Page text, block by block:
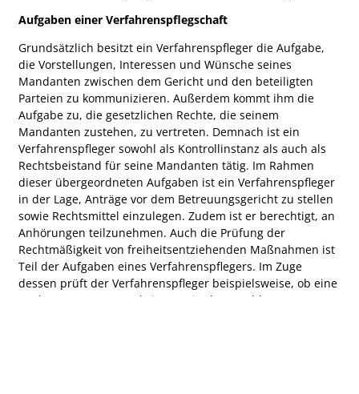
Aufgaben einer Verfahrenspflegschaft
Grundsätzlich besitzt ein Verfahrenspfleger die Aufgabe,
die Vorstellungen, Interessen und Wünsche seines
Mandanten zwischen dem Gericht und den beteiligten
Parteien zu kommunizieren. Außerdem kommt ihm die
Aufgabe zu, die gesetzlichen Rechte, die seinem
Mandanten zustehen, zu vertreten. Demnach ist ein
Verfahrenspfleger sowohl als Kontrollinstanz als auch als
Rechtsbeistand für seine Mandanten tätig. Im Rahmen
dieser übergeordneten Aufgaben ist ein Verfahrenspfleger
in der Lage, Anträge vor dem Betreuungsgericht zu stellen
sowie Rechtsmittel einzulegen. Zudem ist er berechtigt, an
Anhörungen teilzunehmen. Auch die Prüfung der
Rechtmäßigkeit von freiheitsentziehenden Maßnahmen ist
Teil der Aufgaben eines Verfahrenspflegers. Im Zuge
dessen prüft der Verfahrenspfleger beispielsweise, ob eine
geplante Zwangsunterbringung in der geschlossenen